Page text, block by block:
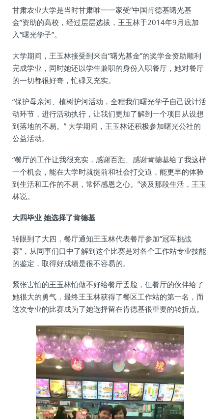
甘肃农业大学是当时甘肃唯一一家受“中国肯德基曙光基
金”资助的高校，经过层层选拔，王玉林于2014年9月底加
入“曙光学子”。
大学期间，王玉林接受到来自“曙光基金”的奖学金资助顺利
完成学业，同时她还以学生兼职的身份入职餐厅，她对餐厅
的一切都很好奇，忙碌又充实。
“保护母亲河、植树护河活动，全程我们曙光学子自己设计活
动环节，进行活动执行，让我们更加了解到一个项目从设想
到落地的不易。” 大学期间，王玉林还积极参加曙光公社的
公益活动。
“餐厅的工作让我很充实，感谢百胜、感谢肯德基给了我这样
一个机会，能在大学时就提前和社会打交道，能更早的体验
到生活和工作的不易，常怀感恩之心。”谈及那段生活，王玉
林说。
大四毕业 她选择了肯德基
转眼到了大四，餐厅通知王玉林代表餐厅参加“冠军挑战
赛”，从同事们口中了解到这个比赛是对各个工作站专业技能
的鉴定，取得好成绩是很不容易的。
紧张害怕的王玉林怕做不好给餐厅丢脸，但餐厅的伙伴给了
她很大的勇气，最终王玉林获得了餐区工作站的第一名，而
这次专业的比赛成为了她选择留在肯德基很重要的转折点。